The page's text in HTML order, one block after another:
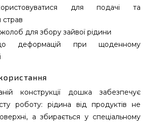
для подачі та
страв
для збору зайвої рідини
до деформацій при щоденному
конструкції дошка забезпечує
роботу: рідина від продуктів не
а збирається у спеціальному